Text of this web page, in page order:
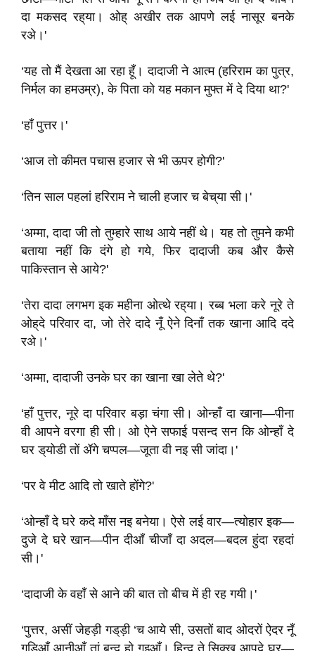
दा मकसद रह्‌या। ओह्‌ अखीर तक आपणे लई नासूर बनके
रअे।'
‘यह तो मैं देखता आ रहा हूँ। दादाजी ने आत्म (हरिराम का पुत्र,
निर्मल का हमउम्र), के पिता को यह मकान मुफ्त में दे दिया था?'
‘हाँ पुत्तर।'
‘आज तो कीमत पचास हजार से भी ऊपर होगी?'
‘तिन साल पहलां हरिराम ने चाली हजार च बेच्‌या सी।'
‘अम्मा, दादा जी तो तुम्हारे साथ आये नहीं थे। यह तो तुमने कभी
बताया नहीं कि दंगे हो गये, फिर दादाजी कब और कैसे
पाकिस्तान से आये?'
‘तेरा दादा लगभग इक महीना ओत्थे रह्‌या। रब्ब भला करे नूरे ते
ओह्‌दे परिवार दा, जो तेरे दादे नूँ ऐने दिनाँ तक खाना आदि ददे
रअे।'
‘अम्मा, दादाजी उनके घर का खाना खा लेते थे?'
‘हाँ पुत्तर, नूरे दा परिवार बड़ा चंगा सी। ओन्हाँ दा खाना—पीना
वी आपने वरगा ही सी। ओ ऐने सफाई पसन्द सन कि ओन्हाँ दे
घर ड्‌योडी तों ॲगे चप्पल—जूता वी नइ सी जांदा।'
‘पर वे मीट आदि तो खाते होंगे?'
‘ओन्हाँ दे घरे कदे माँस नइ बनेया। ऐसे लई वार—त्योहार इक—
दुजे दे घरे खान—पीन दीआँ चीजाँ दा अदल—बदल हुंदा रहदां
सी।'
‘दादाजी के वहाँ से आने की बात तो बीच में ही रह गयी।'
‘पुत्तर, असीं जेहड़ी गड्‌ड़ी ‘च आये सी, उसतों बाद ओदरों ऐदर नूँ
गड़िआँ आनीआँ तां बन्द हो गइआँ। हिन्दू ते सिक्ख आपदे घर—